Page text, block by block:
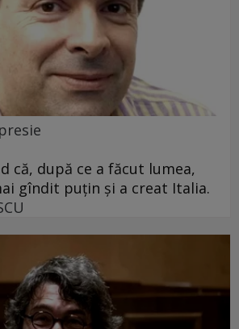
că, după ce a făcut lumea,
gîndit puțin și a creat Italia.